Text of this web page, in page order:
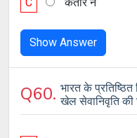
Show Answer
Q60.भारत के
खेल सेवानिवृति की